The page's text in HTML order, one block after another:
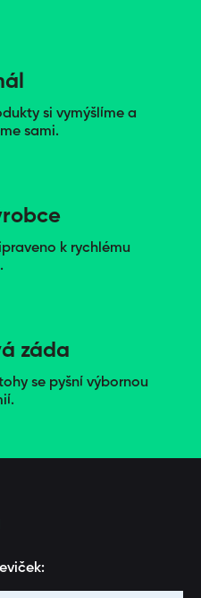
si vymýšlíme a
sami.
k rychlému
záda
se pyšní výbornou